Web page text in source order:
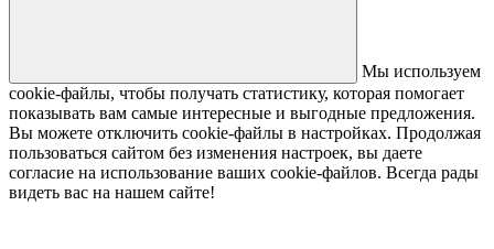
Мы используем
cookie-файлы, чтобы получать статистику, которая помогает
показывать вам самые интересные и выгодные предложения.
Вы можете отключить cookie-файлы в настройках. Продолжая
пользоваться сайтом без изменения настроек, вы даете
согласие на использование ваших cookie-файлов. Всегда рады
видеть вас на нашем сайте!